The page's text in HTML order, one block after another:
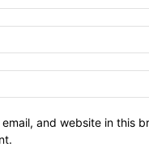
email, and website in this